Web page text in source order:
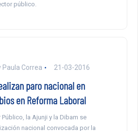
público.
Paula Correa 21-03-2016
paro nacional en
en Reforma Laboral
la Ajunji y la Dibam se
nacional convocada por la